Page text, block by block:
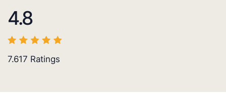
4.8
7.617 Ratings